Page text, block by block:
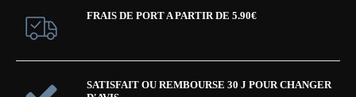
FRAIS DE PORT A PARTIR DE 5.90€
SATISFAIT OU REMBOURSE 30 J POUR CHANGER